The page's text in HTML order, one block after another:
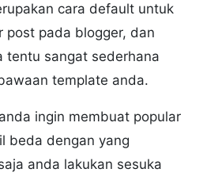
cara default untuk
post pada blogger, dan
tentu sangat sederhana
template anda.
ingin membuat popular
beda dengan yang
anda lakukan sesuka